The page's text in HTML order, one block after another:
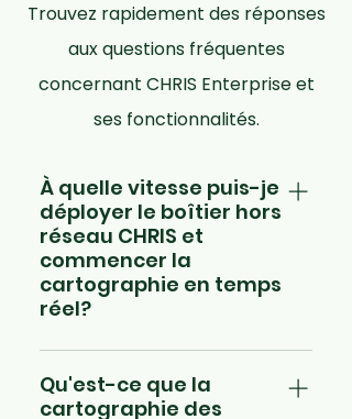
Trouvez rapidement des réponses
aux questions fréquentes
concernant CHRIS Enterprise et
ses fonctionnalités.
À quelle vitesse puis-je
déployer le boîtier hors
réseau CHRIS et
commencer la
cartographie en temps
réel?
Le déploiement ne prend que
quelques minutes. L'unité est livrée
préconfigurée, portable et prête à
Qu'est-ce que la
cartographie des